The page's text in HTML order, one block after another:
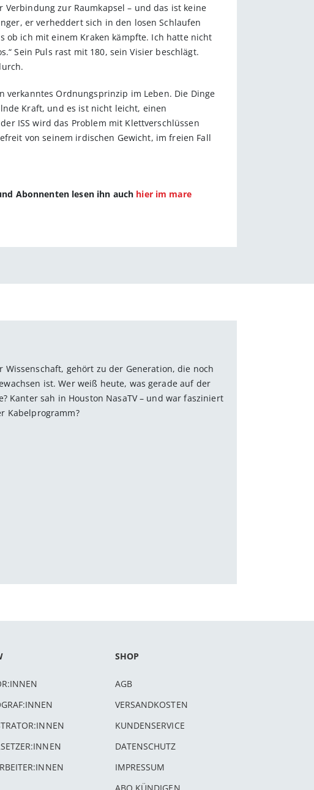
zur Raumkapsel – und das ist keine
er verheddert sich in den losen Schlaufen
ob ich mit einem Kraken kämpfte. Ich hatte nicht
Sein Puls rast mit 180, sein Visier beschlägt.
Ordnungsprinzip im Leben. Die Dinge
Kraft, und es ist nicht leicht, einen
ISS wird das Problem mit Klettverschlüssen
von seinem irdischen Gewicht, im freien Fall
Abonnenten lesen ihn auch hier im mare
Wissenschaft, gehört zu der Generation, die noch
ist. Wer weiß heute, was gerade auf der
Kanter sah in Houston NasaTV – und war fasziniert
Kabelprogramm?
SHOP
AGB
VERSANDKOSTEN
KUNDENSERVICE
DATENSCHUTZ
IMPRESSUM